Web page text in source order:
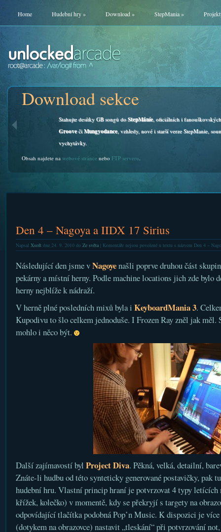
Home Hudební hry» Download» StepMania»
Download sekce
Stahujte desítky GB songů doStepMáníe, oficiálních i
Grooveči Mungyodance, vzhledy, nové i starší verze StepManie,
vychytávky.
Obsah najdete na webové stránce nebo FTP serveru.
Den 4 – Nagoya a IIDX 17 Sirius
Napsal Xsoftdne 24. 9. 2010 do Ze světa| Komentáře nejsou povolenéu textu s názvem Den 4 –
Následující den jsme vNagoyenašli poprve druhou část
pekárny a místní herny. Podle machine locations jich zde bylo
herny nejblíže k nádraží.
V herně plné posledních mixů byla i KeyboardMania 3.
Kupodivu to šlo celkem jednoduše. I Frozen Ray zněl jak měl.
mohlo i něco být.
Další zajímavostí byl Project Diva. Pěkná, velká, detailní,
Znáte-li hudbu od této synteticky generované postavičky, pak
hudební hru. Vlastní princip hraní je potvrzovat 4 typy
křížek, kolečko) v momentě, kdy se překryjí s targety na
odpovídající tlačítka podobná Pop’n Music. K dispozici je
(dotykem na obrazovce) nastavit „tleskání“ při potvrzování